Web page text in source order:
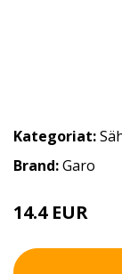
Kategoriat:
Brand:Garo
14.4 EUR